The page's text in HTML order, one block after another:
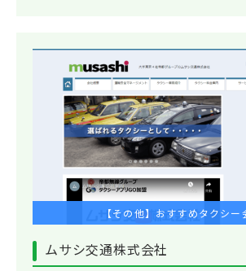
【その他】おすすめタクシー
ムサシ交通株式会社